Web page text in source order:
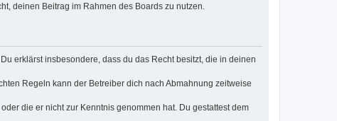
deinen Beitrag im Rahmen des Boards zu nutzen.
erklärst insbesondere, dass du das Recht besitzt, die in deinen
Regeln kann der Betreiber dich nach Abmahnung zeitweise
die er nicht zur Kenntnis genommen hat. Du gestattest dem